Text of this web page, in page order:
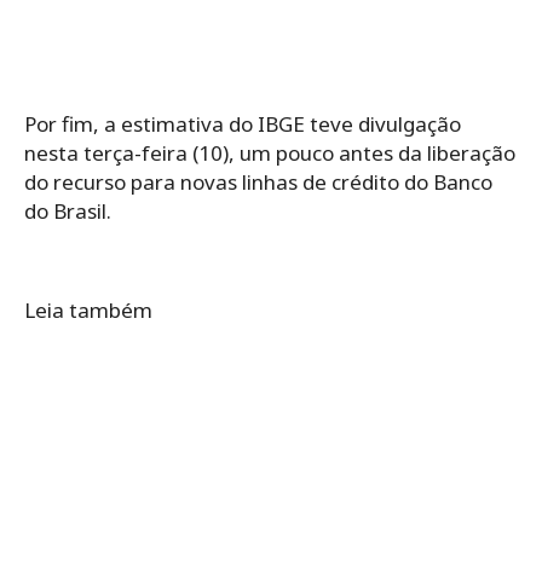
Por fim, a estimativa do IBGE teve divulgação
nesta terça-feira (10), um pouco antes da liberação
do recurso para novas linhas de crédito do Banco
do Brasil.
Leia também